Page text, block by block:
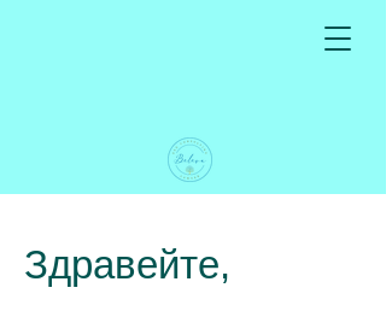
Здравейте,